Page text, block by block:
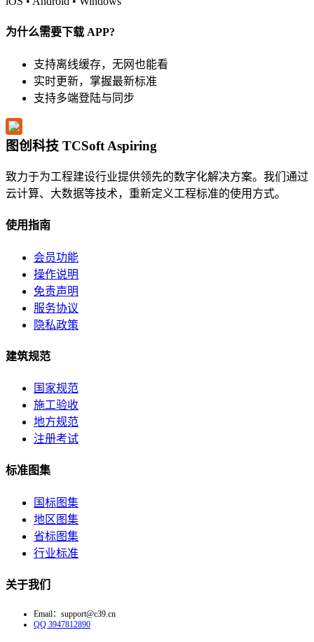
为什么需要下载 APP?
支持离线缓存，无网也能看
实时更新，掌握最新标准
支持多端登陆与同步
图创科技 TCSoft Aspiring
致力于为工程建设行业提供领先的数字化解决方案。我们通过
云计算、大数据等技术，重新定义工程标准的使用方式。
使用指南
会员功能
操作说明
免责声明
服务协议
隐私政策
建筑规范
国家规范
施工验收
地方规范
注册考试
标准图集
国标图集
地区图集
省标图集
行业标准
关于我们
Email：support@c39.cn
QQ 3947812890